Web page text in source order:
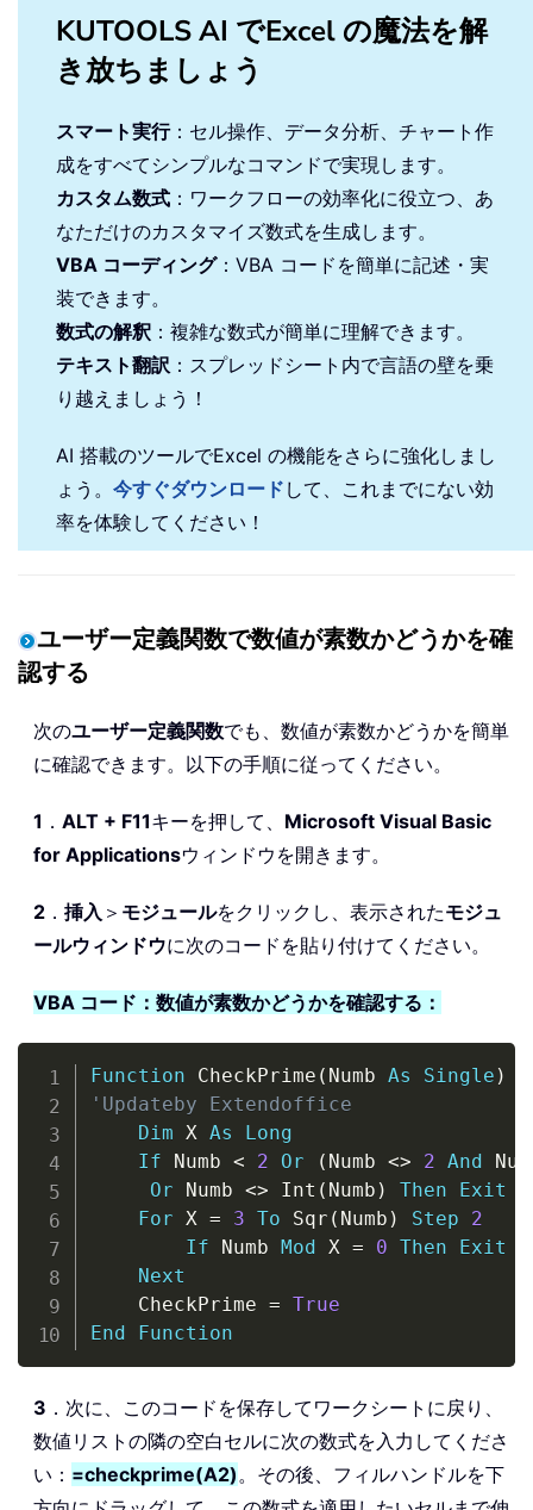
KUTOOLS AI でExcel の魔法を解
き放ちましょう
スマート実行：セル操作、データ分析、チャート作
成をすべてシンプルなコマンドで実現します。
カスタム数式 ：ワークフローの効率化に役立つ、あ
なただけのカスタマイズ数式を生成します。
VBA コーディング：VBA コードを簡単に記述・実
装できます。
数式の解釈 ：複雑な数式が簡単に理解できます。
テキスト翻訳 ：スプレッドシート内で言語の壁を乗
り越えましょう！
AI 搭載のツールでExcel の機能をさらに強化しまし
ょう。 今すぐダウンロード して、これまでにない効
率を体験してください！
ユーザー定義関数で数値が素数かどうかを確
認する
次のユーザー定義関数でも、数値が素数かどうかを簡単
に確認できます。以下の手順に従ってください。
1 ． ALT + F11キーを押して、 Microsoft Visual Basic
for Applicationsウィンドウを開きます。
2 ． 挿入 ＞ モジュールをクリックし、表示されたモジュ
ールウィンドウに次のコードを貼り付けてください。
VBA コード：数値が素数かどうかを確認する：
Function CheckPrime ( Numb As Single )
'Updateby Extendoffice
Dim X As
Long
If Numb < 2 Or ( Numb <> 2 And
Or Numb <> Int ( Numb ) Then Exit
For X = 3 To Sqr ( Numb ) Step
2
If Numb Mod X = 0 Then Exit
Next
    CheckPrime
= True
End
Function
Copy
3 ．次に、このコードを保存してワークシートに戻り、
数値リストの隣の空白セルに次の数式を入力してくださ
い： =checkprime(A2)。その後、フィルハンドルを下